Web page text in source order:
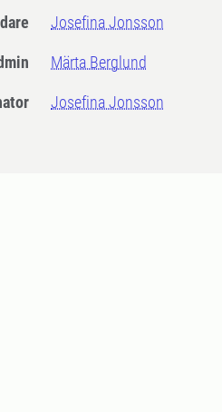
Josefina Jonsson
Märta Berglund
Josefina Jonsson